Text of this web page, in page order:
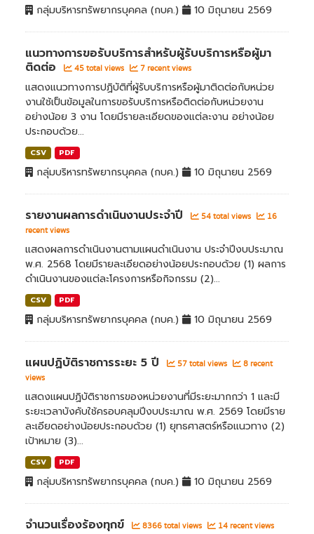
กลุ่มบริหารทรัพยากรบุคคล (กบค.) 10 มิถุนายน 2569
แนวทางการขอรับบริการสำหรับผู้รับบริการหรือผู้มา
ติดต่อ
45 total views 7 recent views
แสดงแนวทางการปฏิบัติที่ผู้รับบริการหรือผู้มาติดต่อกับหน่วย
งานใช้เป็นข้อมูลในการขอรับบริการหรือติดต่อกับหน่วยงาน
อย่างน้อย 3 งาน โดยมีรายละเอียดของแต่ละงาน อย่างน้อย
ประกอบด้วย...
CSV PDF
กลุ่มบริหารทรัพยากรบุคคล (กบค.) 10 มิถุนายน 2569
รายงานผลการดำเนินงานประจำปี 54 total views
16
recent views
แสดงผลการดำเนินงานตามแผนดำเนินงาน ประจำปีงบประมาณ
พ.ศ. 2568 โดยมีรายละเอียดอย่างน้อยประกอบด้วย (1) ผลการ
ดำเนินงานของแต่ละโครงการหรือกิจกรรม (2)...
CSV PDF
กลุ่มบริหารทรัพยากรบุคคล (กบค.) 10 มิถุนายน 2569
แผนปฏิบัติราชการระยะ 5 ปี 57 total views
8 recent
views
แสดงแผนปฏิบัติราชการของหน่วยงานที่มีระยะมากกว่า 1 และมี
ระยะเวลาบังคับใช้ครอบคลุมปีงบประมาณ พ.ศ. 2569 โดยมีราย
ละเอียดอย่างน้อยประกอบด้วย (1) ยุทธศาสตร์หรือแนวทาง (2)
เป้าหมาย (3)...
CSV PDF
กลุ่มบริหารทรัพยากรบุคคล (กบค.) 10 มิถุนายน 2569
จำนวนเรื่องร้องทุกข์ 8366 total views 14 recent views